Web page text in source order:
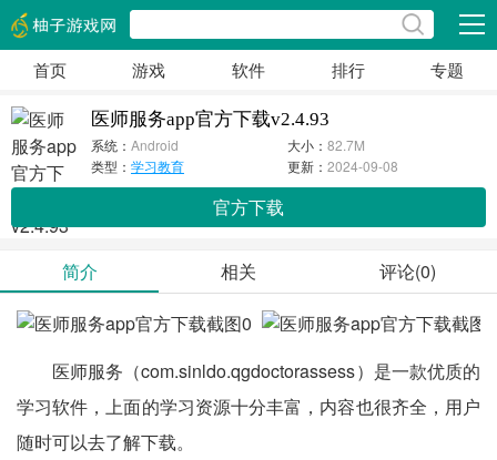
展开
首页 游戏 软件 排行 专题
医师服务app官方下载v2.4.93
系统： Android 大小：82.7M
类型： 学习教育 更新：2024-09-08
官方下载
简介 相关 评论(0)
医师服务（com.sinldo.qgdoctorassess）是一款优质的
学习软件，上面的学习资源十分丰富，内容也很齐全，用户
随时可以去了解下载。